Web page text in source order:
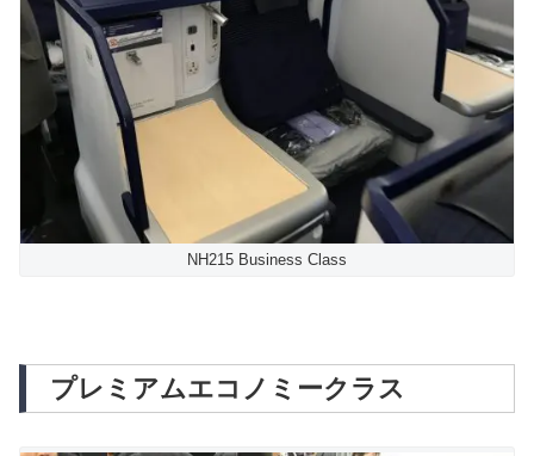
NH215 Business Class
プレミアムエコノミークラス